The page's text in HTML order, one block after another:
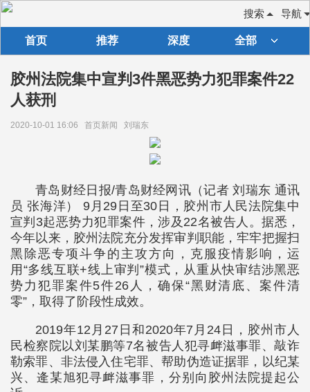
导航
搜索
首页 推荐 深度 全部
胶州法院集中宣判3件黑恶势力犯罪案件22
人获刑
2020-10-01 16:06 首页新闻 刘瑞东
青岛财经日报/青岛财经网讯（记者 刘瑞东 通讯
员 张海洋） 9月29日至30日，胶州市人民法院集中
宣判3起恶势力犯罪案件，涉及22名被告人。据悉，
今年以来，胶州法院充分发挥审判职能，牢牢把握扫
黑除恶专项斗争的主攻方向，克服疫情影响，运
用“多线互联+线上审判”模式，从重从快审结涉黑恶
势力犯罪案件5件26人，确保“黑财清底、案件清
零”，取得了阶段性成效。
2019年12月27日和2020年7月24日，胶州市人
民检察院以刘某鹏等7名被告人犯寻衅滋事罪、敲诈
勒索罪、非法侵入住宅罪、帮助伪造证据罪，以纪某
兴、逄某旭犯寻衅滋事罪，分别向胶州法院提起公